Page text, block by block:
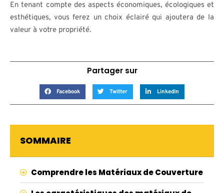
En tenant compte des aspects économiques, écologiques et
esthétiques, vous ferez un choix éclairé qui ajoutera de la
valeur à votre propriété.
Partager sur
Facebook Twitter LinkedIn
SOMMAIRE
Comprendre les Matériaux de Couverture